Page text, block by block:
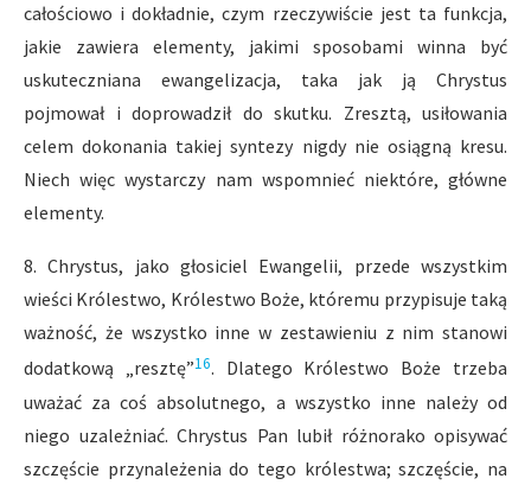
całościowo i dokładnie, czym rzeczywiście jest ta funkcja,
jakie zawiera elementy, jakimi sposobami winna być
uskuteczniana ewangelizacja, taka jak ją Chrystus
pojmował i doprowadził do skutku. Zresztą, usiłowania
celem dokonania takiej syntezy nigdy nie osiągną kresu.
Niech więc wystarczy nam wspomnieć niektóre, główne
elementy.
8. Chrystus, jako głosiciel Ewangelii, przede wszystkim
wieści Królestwo, Królestwo Boże, któremu przypisuje taką
ważność, że wszystko inne w zestawieniu z nim stanowi
dodatkową „resztę”16. Dlatego Królestwo Boże trzeba
uważać za coś absolutnego, a wszystko inne należy od
niego uzależniać. Chrystus Pan lubił różnorako opisywać
szczęście przynależenia do tego królestwa; szczęście, na